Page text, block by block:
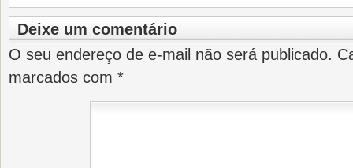
Deixe um comentário
O seu endereço de e-mail não será publicado.
marcados com *